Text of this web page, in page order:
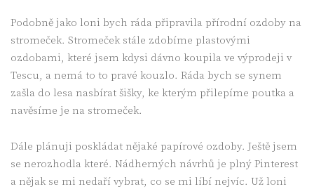
Podobně jako loni bych ráda připravila přírodní ozdoby na
stromeček. Stromeček stále zdobíme plastovými
ozdobami, které jsem kdysi dávno koupila ve výprodeji v
Tescu, a nemá to to pravé kouzlo. Ráda bych se synem
zašla do lesa nasbírat šišky, ke kterým přilepíme poutka a
navěsíme je na stromeček.
Dále plánuji poskládat nějaké papírové ozdoby. Ještě jsem
se nerozhodla které. Nádherných návrhů je plný Pinterest
a nějak se mi nedaří vybrat, co se mi líbí nejvíc. Už loni